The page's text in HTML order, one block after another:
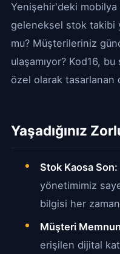
Yenişehir'deki
geleneksel stok takibi
mu? Müşterileriniz
ulaşamıyor? Kod16,
özel olarak tasarlanan
Yaşadığınız
Stok Kaosa Son:
yönetimimiz
bilgisi her
Müşteri
erişilen dijital